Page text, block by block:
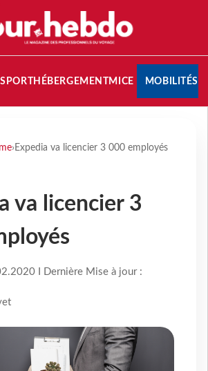
HÉBERGEMENTMICE MOBILITÉS
› Expedia va licencier 3 000 employés
va licencier 3
I Dernière Mise à jour :